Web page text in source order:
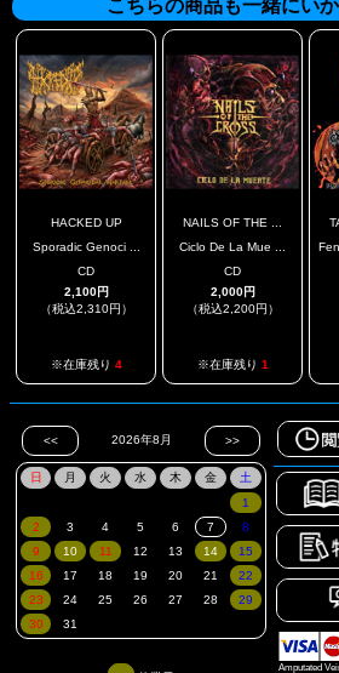
こちらの商品も一緒にい
HACKED UP
Sporadic Genoci ...
CD
2,100円
（税込2,310円）
※在庫残り 4
NAILS OF THE ...
Ciclo De La Mue ...
CD
2,000円
（税込2,200円）
※在庫残り 1
Amputated